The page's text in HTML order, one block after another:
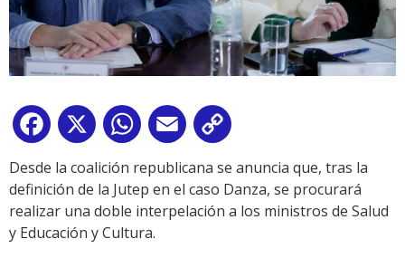
Facebook
X WhatsApp
Email
Link
Desde la coalición republicana se anuncia que, tras la
definición de la Jutep en el caso Danza, se procurará
realizar una doble interpelación a los ministros de Salud
y Educación y Cultura.